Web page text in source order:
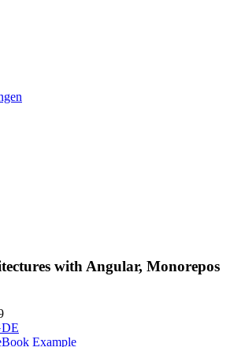
with Angular, Monorepos
Example